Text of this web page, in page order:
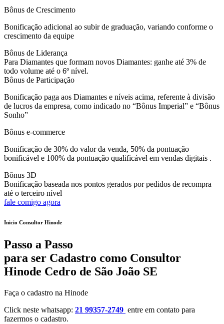
Bônus de Crescimento
Bonificação adicional ao subir de graduação, variando conforme o
crescimento da equipe
Bônus de Liderança
Para Diamantes que formam novos Diamantes: ganhe até 3% de
todo volume até o 6º nível.
Bônus de Participação
Bonificação paga aos Diamantes e níveis acima, referente à divisão
de lucros da empresa, como indicado no “Bônus Imperial” e “Bônus
Sonho”
Bônus e-commerce
Bonificação de 30% do valor da venda, 50% da pontuação
bonificável e 100% da pontuação qualificável em vendas digitais .
Bônus 3D
Bonificação baseada nos pontos gerados por pedidos de recompra
até o terceiro nível
fale comigo agora
Inicio Consultor Hinode
Passo a Passo
para ser Cadastro como Consultor
Hinode Cedro de São João SE
Faça o cadastro na Hinode
Click neste whatsapp: 21 99357-2749 entre em contato para
fazermos o cadastro.